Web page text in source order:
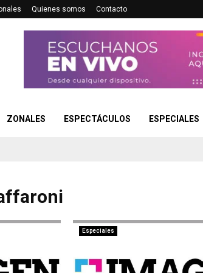
Quienes somos Contacto
ZONALES ESPECTÁCULOS ESPECIALES
Especiales